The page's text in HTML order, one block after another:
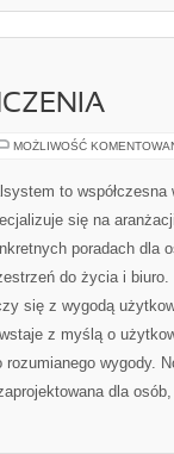
MOŻLIWOŚĆ
to
się na
poradach dla
do życia i
się z wygodą
z myślą o
rozumianego wygody.
dla